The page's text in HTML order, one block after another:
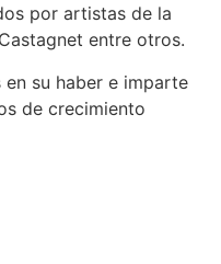
por artistas de la
entre otros.
en su haber e imparte
de crecimiento